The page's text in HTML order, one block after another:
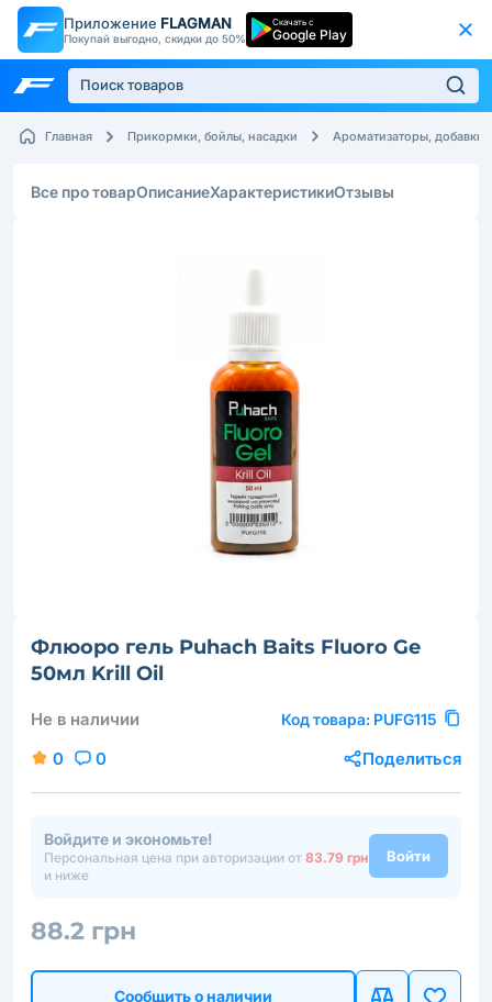
Приложение FLAGMAN
Покупай выгодно, скидки до 50%
Скачать с
Google Play
Главная Прикормки, бойлы, насадки Ароматизаторы, добавки
Все про товарОписаниеХарактеристикиОтзывы
Флюоро гель Puhach Baits Fluoro Ge
50мл Krill Oil
Не в наличии Код товара: PUFG115
0 0 Поделиться
Войдите и экономьте!
Персональная цена при авторизации от 83.79 грн
и ниже
Войти
88.2 грн
Сообщить о наличии